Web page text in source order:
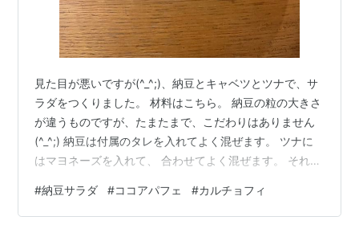
見た目が悪いですが(^_^;)、納豆とキャベツとツナで、サ
ラダをつくりました。 材料はこちら。 納豆の粒の大きさ
が違うものですが、たまたまで、こだわりはありません
(^_^;) 納豆は付属のタレを入れてよく混ぜます。 ツナに
はマヨネーズを入れて、 合わせてよく混ぜます。 それを
目は、おやおや？という感じですが、美味しいです(*^^*)
・・・ 昨日は子どもの期末テスト終了日ということで、
#納豆サラダ #ココアパフェ #カルチョフィ